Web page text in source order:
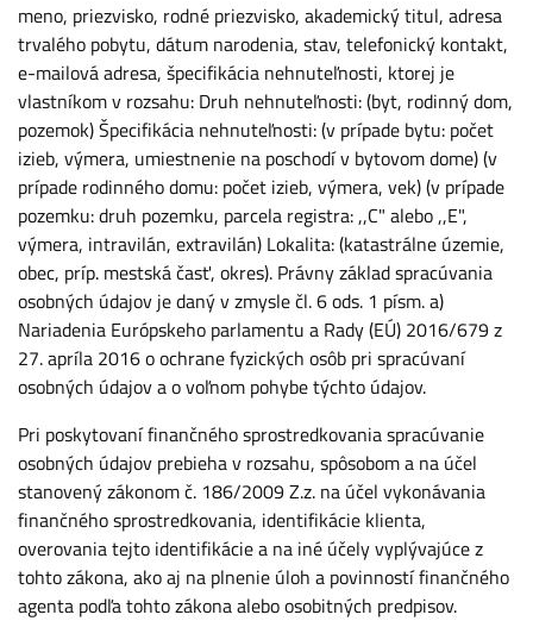
meno, priezvisko, rodné priezvisko, akademický titul, adresa
trvalého pobytu, dátum narodenia, stav, telefonický kontakt,
e-mailová adresa, špecifikácia nehnuteľnosti, ktorej je
vlastníkom v rozsahu: Druh nehnuteľnosti: (byt, rodinný dom,
pozemok) Špecifikácia nehnuteľnosti: (v prípade bytu: počet
izieb, výmera, umiestnenie na poschodí v bytovom dome) (v
prípade rodinného domu: počet izieb, výmera, vek) (v prípade
pozemku: druh pozemku, parcela registra: ,,C" alebo ,,E",
výmera, intravilán, extravilán) Lokalita: (katastrálne územie,
obec, príp. mestská časť, okres). Právny základ spracúvania
osobných údajov je daný v zmysle čl. 6 ods. 1 písm. a)
Nariadenia Európskeho parlamentu a Rady (EÚ) 2016/679 z
27. apríla 2016 o ochrane fyzických osôb pri spracúvaní
osobných údajov a o voľnom pohybe týchto údajov.
Pri poskytovaní finančného sprostredkovania spracúvanie
osobných údajov prebieha v rozsahu, spôsobom a na účel
stanovený zákonom č. 186/2009 Z.z. na účel vykonávania
finančného sprostredkovania, identifikácie klienta,
overovania tejto identifikácie a na iné účely vyplývajúce z
tohto zákona, ako aj na plnenie úloh a povinností finančného
agenta podľa tohto zákona alebo osobitných predpisov.